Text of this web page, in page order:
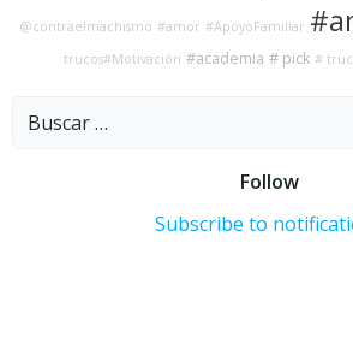
@contraelmachismo #amor #ApoyoFamiliar
trucos#Motivación #academia # pick #
Buscar:
Follow
Subscribe to